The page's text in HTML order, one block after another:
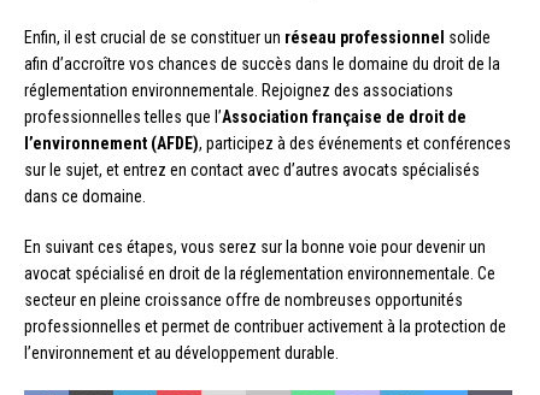
Enfin, il est crucial de se constituer un réseau professionnel solide
afin d’accroître vos chances de succès dans le domaine du droit de la
réglementation environnementale. Rejoignez des associations
professionnelles telles que l’Association française de droit de
l’environnement (AFDE), participez à des événements et conférences
sur le sujet, et entrez en contact avec d’autres avocats spécialisés
dans ce domaine.
En suivant ces étapes, vous serez sur la bonne voie pour devenir un
avocat spécialisé en droit de la réglementation environnementale. Ce
secteur en pleine croissance offre de nombreuses opportunités
professionnelles et permet de contribuer activement à la protection de
l’environnement et au développement durable.